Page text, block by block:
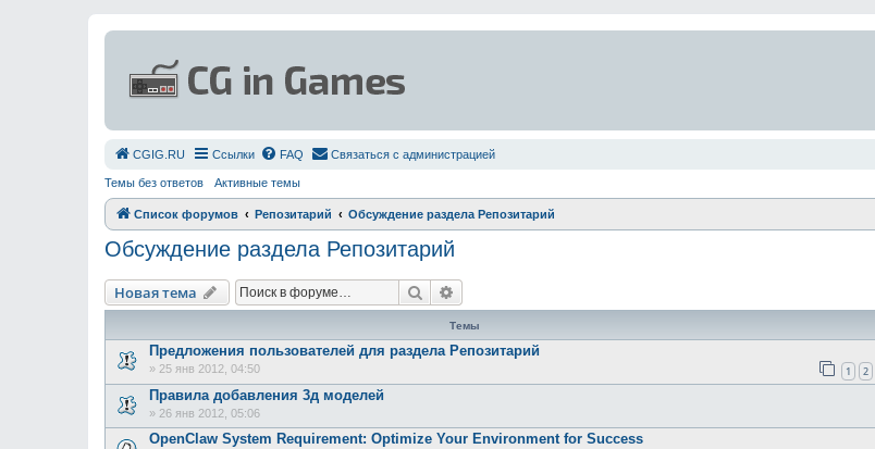
СGIG.RU Ссылки FAQ Связаться с администрацией
Темы без ответов Активные темы
Список форумов Репозитарий Обсуждение раздела Репозитарий
Обсуждение раздела Репозитарий
Новая тема Поиск
Темы
Предложения пользователей для раздела Репозитарий
» 25 янв 2012, 04:50 1 2
Правила добавления 3д моделей
» 26 янв 2012, 05:06
OpenClaw System Requirement: Optimize Your Environment for Success